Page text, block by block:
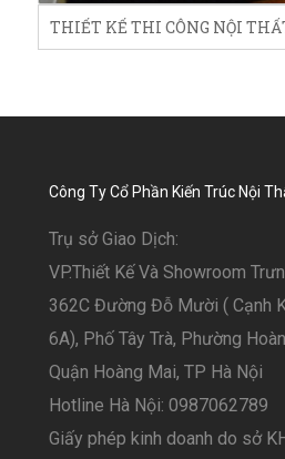
Công Ty Cổ Phần Kiến Trúc Nội
Trụ sở Giao Dịch:
VP.Thiết Kế Và Showroom
362C Đường Đỗ Mười ( Cạnh
6A), Phố Tây Trà, Phường
Quận Hoàng Mai, TP Hà Nội
Hotline Hà Nội: 0987062789
Giấy phép kinh doanh do sở